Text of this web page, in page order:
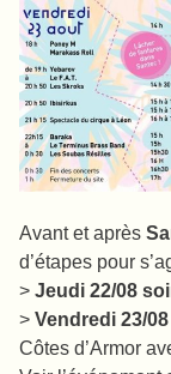
Avant et après
d’étapes pour
> Jeudi 22/08
> Vendredi 23/
Côtes d’Armor